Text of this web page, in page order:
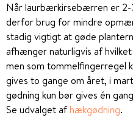
Når laurbærkirsebærren er
derfor brug for mindre
stadig vigtigt at gøde
afhænger naturligvis af
men som tommelfingerregel
gives to gange om året, i
gødning kun bør gives én
Se udvalget afhækgødning.